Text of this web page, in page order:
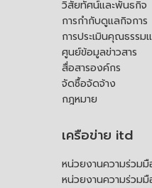
วิสัยทัศน์และพันธกิจ
การกำกับดูแลกิจการ
การประเมินคุณธรรม
ศูนย์ข้อมูลข่าวสาร
สื่อสารองค์กร
จัดซื้อจัดจ้าง
กฎหมาย
เครือข่าย itd
หน่วยงานความร่วมมื
หน่วยงานความร่วมมื